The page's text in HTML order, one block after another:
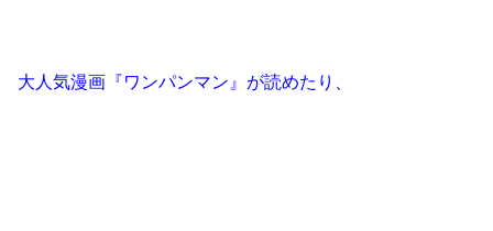
大人気漫画『ワンパンマン』が読めたり、